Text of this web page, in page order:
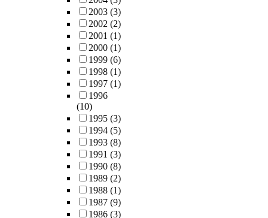
2003 (3)
2002 (2)
2001 (1)
2000 (1)
1999 (6)
1998 (1)
1997 (1)
1996
(10)
1995 (3)
1994 (5)
1993 (8)
1991 (3)
1990 (8)
1989 (2)
1988 (1)
1987 (9)
1986 (3)